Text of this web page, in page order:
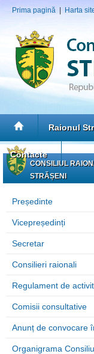
Prima pagină Harta
Raionul
Contacte
CONSILIUL
STRĂȘENI
Președinte
Vicepreședinți
Secretar
Consilieri raionali
Regulament de
Comisii consultative
Anunț de convocare
Organigrama